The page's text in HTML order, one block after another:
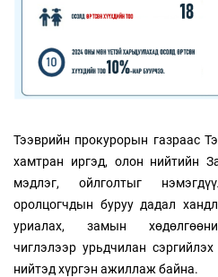
Тээврийн прокурорын газраас
хамтран иргэд, олон нийтийн
мэдлэг, ойлголтыг
оролцогчдын буруу дадал
уриалах, замын
чиглэлээр урьдчилан
нийтэд хүргэн ажиллаж байна.